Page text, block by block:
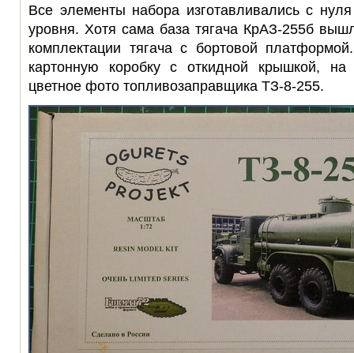
Все элементы набора изготавливались с
уровня. Хотя сама база тягача КрАЗ-255б
комплектации тягача с бортовой
картонную коробку с откидной крышкой, на
цветное фото топливозаправщика ТЗ-8-255.